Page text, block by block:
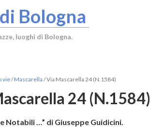
Bologna
luoghi di Bologna.
vie/Mascarella /Via Mascarella 24 (N.1584)
24 (N.1584)
Notabili …” di Giuseppe Guidicini.